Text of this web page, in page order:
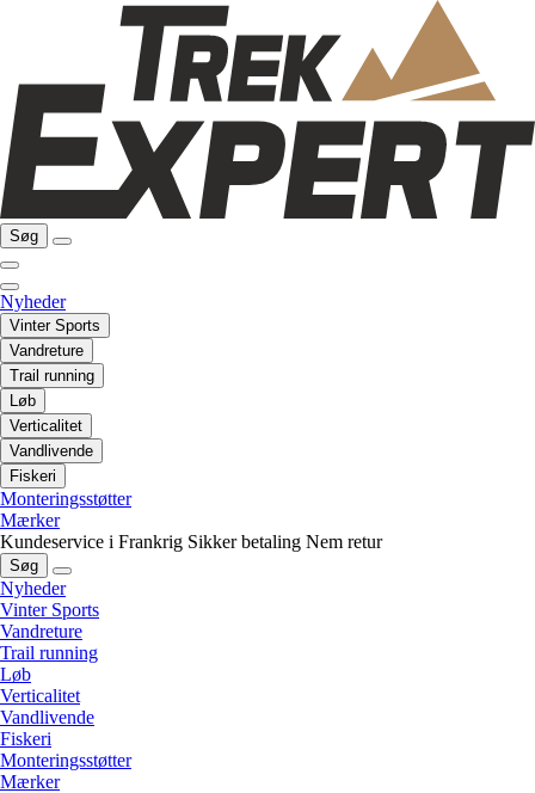
Søg
Nyheder
Vinter Sports
Vandreture
Trail running
Løb
Verticalitet
Vandlivende
Fiskeri
Monteringsstøtter
Mærker
Kundeservice i Frankrig Sikker betaling Nem retur
Søg
Nyheder
Vinter Sports
Vandreture
Trail running
Løb
Verticalitet
Vandlivende
Fiskeri
Monteringsstøtter
Mærker